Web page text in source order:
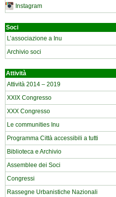
Instagram
Soci
L’associazione a Inu
Archivio soci
Attività
Attività 2014 – 2019
XXIX Congresso
XXX Congresso
Le communities Inu
Programma Città accessibili a tutti
Biblioteca e Archivio
Assemblee dei Soci
Congressi
Rassegne Urbanistiche Nazionali